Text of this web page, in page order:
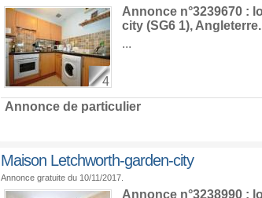
4
Annonce n°3239670 :
city(SG6 1), Angleterre.
...
Annonce de particulier
Maison Letchworth-garden-city
Annonce gratuite du 10/11/2017.
Annonce n°3238990 :